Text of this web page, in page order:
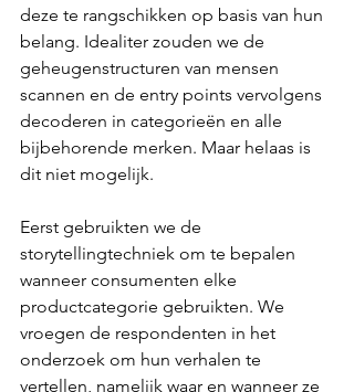
deze te rangschikken op basis van hun
belang. Idealiter zouden we de
geheugenstructuren van mensen
scannen en de entry points vervolgens
decoderen in categorieën en alle
bijbehorende merken. Maar helaas is
dit niet mogelijk.
Eerst gebruikten we de
storytellingtechniek om te bepalen
wanneer consumenten elke
productcategorie gebruikten. We
vroegen de respondenten in het
onderzoek om hun verhalen te
vertellen, namelijk waar en wanneer ze